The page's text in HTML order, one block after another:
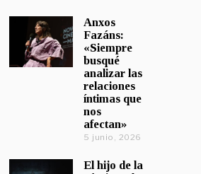
Anxos
Fazáns:
«Siempre
busqué
analizar las
relaciones
íntimas que
nos
afectan»
5 junio, 2026
El hijo de la